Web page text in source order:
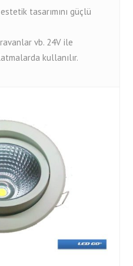
tasarımını güçlü
vb. 24V ile
kullanılır.